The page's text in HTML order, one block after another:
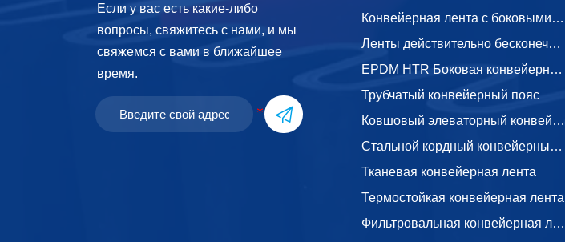
Если у вас есть какие-либо
вопросы, свяжитесь с нами, и мы
свяжемся с вами в ближайшее
время.

Конвейерная лента с боковыми стенками
Ленты действительно бесконечной длины
EPDM HTR Боковая конвейерная лента
Трубчатый конвейерный пояс
Ковшовый элеваторный конвейерный лент
Стальной кордный конвейерный пояс
Тканевая конвейерная лента
Термостойкая конвейерная лента
Фильтровальная конвейерная лента